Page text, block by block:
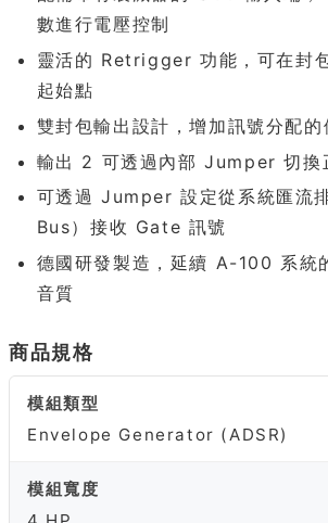
數進行電壓控制
靈活的 Retrigger 功能，可在封
起始點
雙封包輸出設計，增加訊號分配的
輸出 2 可透過內部 Jumper 切換
可透過 Jumper 設定從系統匯流
Bus）接收 Gate 訊號
德國研發製造，延續 A-100 系統
音質
商品規格
模組類型
Envelope Generator (ADSR)
模組寬度